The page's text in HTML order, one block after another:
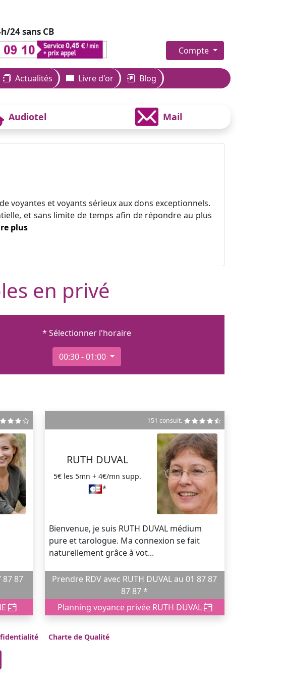
24 sans CB
Compte
Actualités Livre d'or Blog
Audiotel Mail
voyantes et voyants sérieux aux dons exceptionnels.
et sans limite de temps afin de répondre au plus
plus
en privé
* Sélectionner l'horaire
00:30 - 01:00
151 consult.
RUTH DUVAL
5€ les 5mn + 4€/mn supp.
*
Bienvenue, je suis RUTH DUVAL médium
pure et tarologue. Ma connexion se fait
naturellement grâce à vot...
Prendre RDV avec RUTH DUVAL au 01 87 87
87 87 *
Planning voyance privée RUTH DUVAL
Charte de Qualité